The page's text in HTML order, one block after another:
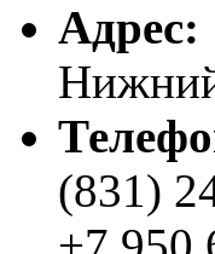
Адреc:
(831)